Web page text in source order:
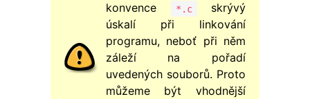
konvence
*.c
skrývý
úskalí při linkování
programu, neboť při něm
záleží na pořadí
uvedených souborů. Proto
můžeme být vhodnější